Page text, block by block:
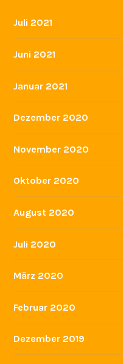
Juli 2021
Juni 2021
Januar 2021
Dezember 2020
November 2020
Oktober 2020
August 2020
Juli 2020
März 2020
Februar 2020
Dezember 2019